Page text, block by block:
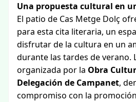
Una propuesta cultural en
El patio de Cas Metge Dolç
para esta cita literaria, un
disfrutar de la cultura en un
durante las tardes de verano.
organizada por la Obra
Delegación de Campanet,
compromiso con la